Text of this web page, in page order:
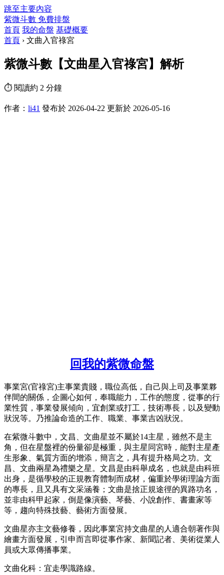
跳至主要內容
紫微斗數 免費排盤
首頁 我的命盤 基礎概要
首頁 › 文曲入官祿宮
紫微斗數【文曲星入官祿宮】解析
⏱ 閱讀約 2 分鐘
作者： li41 發布於 2026-04-22 更新於 2026-05-16
回我的紫微命盤
事業宮(官祿宮)主事業貴賤，職位高低，自己與上司及事業夥
伴間的關係，企圖心如何，奉職能力，工作的態度，從事的行
業性質，事業發展傾向，宜創業或打工，技術專長，以及變動
狀況等。乃推論命造的工作、職業、事業吉凶狀況。
在紫微斗數中，文昌、文曲星並不屬於14主星，雖然不是主
角，但在星盤裡的份量卻是極重，與主星同宮時，能對主星產
生形象、氣質方面的增添，簡言之，具有提升格局之功。文
昌、文曲兩星為禮樂之星。文昌是由科舉成名，也就是由科班
出身，是循學校的正規教育體制而成材，偏重於學術理論方面
的專長，且又具有文采涵養；文曲是捨正規途徑的異路功名，
並非由科甲起家，倒是像演藝、琴藝、小說創作、書畫家等
等，趨向特殊技藝、藝術方面發展。
文曲星亦主文藝修養，因此事業宮持文曲星的人適合朝著作與
繪畫方面發展，引申而言即從事作家、新聞記者、美術從業人
員或大眾傳播事業。
文曲化科：宜走學識路線。